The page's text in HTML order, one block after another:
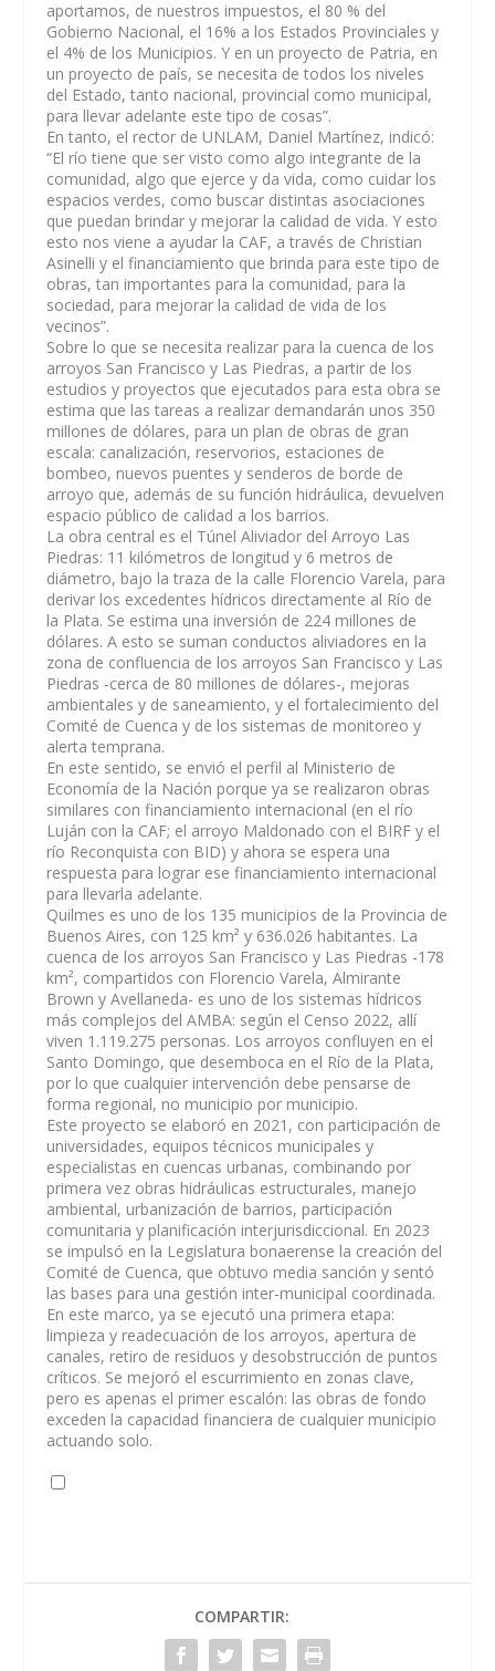
aportamos, de nuestros impuestos, el 80 % del
Gobierno Nacional, el 16% a los Estados Provinciales y
el 4% de los Municipios. Y en un proyecto de Patria, en
un proyecto de país, se necesita de todos los niveles
del Estado, tanto nacional, provincial como municipal,
para llevar adelante este tipo de cosas”.
En tanto, el rector de UNLAM, Daniel Martínez, indicó:
“El río tiene que ser visto como algo integrante de la
comunidad, algo que ejerce y da vida, como cuidar los
espacios verdes, como buscar distintas asociaciones
que puedan brindar y mejorar la calidad de vida. Y esto
esto nos viene a ayudar la CAF, a través de Christian
Asinelli y el financiamiento que brinda para este tipo de
obras, tan importantes para la comunidad, para la
sociedad, para mejorar la calidad de vida de los
vecinos”.
Sobre lo que se necesita realizar para la cuenca de los
arroyos San Francisco y Las Piedras, a partir de los
estudios y proyectos que ejecutados para esta obra se
estima que las tareas a realizar demandarán unos 350
millones de dólares, para un plan de obras de gran
escala: canalización, reservorios, estaciones de
bombeo, nuevos puentes y senderos de borde de
arroyo que, además de su función hidráulica, devuelven
espacio público de calidad a los barrios.
La obra central es el Túnel Aliviador del Arroyo Las
Piedras: 11 kilómetros de longitud y 6 metros de
diámetro, bajo la traza de la calle Florencio Varela, para
derivar los excedentes hídricos directamente al Río de
la Plata. Se estima una inversión de 224 millones de
dólares. A esto se suman conductos aliviadores en la
zona de confluencia de los arroyos San Francisco y Las
Piedras -cerca de 80 millones de dólares-, mejoras
ambientales y de saneamiento, y el fortalecimiento del
Comité de Cuenca y de los sistemas de monitoreo y
alerta temprana.
En este sentido, se envió el perfil al Ministerio de
Economía de la Nación porque ya se realizaron obras
similares con financiamiento internacional (en el río
Luján con la CAF; el arroyo Maldonado con el BIRF y el
río Reconquista con BID) y ahora se espera una
respuesta para lograr ese financiamiento internacional
para llevarla adelante.
Quilmes es uno de los 135 municipios de la Provincia de
Buenos Aires, con 125 km² y 636.026 habitantes. La
cuenca de los arroyos San Francisco y Las Piedras -178
km², compartidos con Florencio Varela, Almirante
Brown y Avellaneda- es uno de los sistemas hídricos
más complejos del AMBA: según el Censo 2022, allí
viven 1.119.275 personas. Los arroyos confluyen en el
Santo Domingo, que desemboca en el Río de la Plata,
por lo que cualquier intervención debe pensarse de
forma regional, no municipio por municipio.
Este proyecto se elaboró en 2021, con participación de
universidades, equipos técnicos municipales y
especialistas en cuencas urbanas, combinando por
primera vez obras hidráulicas estructurales, manejo
ambiental, urbanización de barrios, participación
comunitaria y planificación interjurisdiccional. En 2023
se impulsó en la Legislatura bonaerense la creación del
Comité de Cuenca, que obtuvo media sanción y sentó
las bases para una gestión inter-municipal coordinada.
En este marco, ya se ejecutó una primera etapa:
limpieza y readecuación de los arroyos, apertura de
canales, retiro de residuos y desobstrucción de puntos
críticos. Se mejoró el escurrimiento en zonas clave,
pero es apenas el primer escalón: las obras de fondo
exceden la capacidad financiera de cualquier municipio
actuando solo.
COMPARTIR: